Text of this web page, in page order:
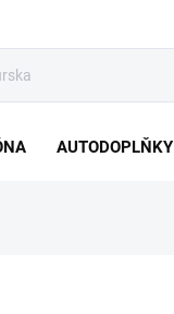
AUTODOPLŇKY